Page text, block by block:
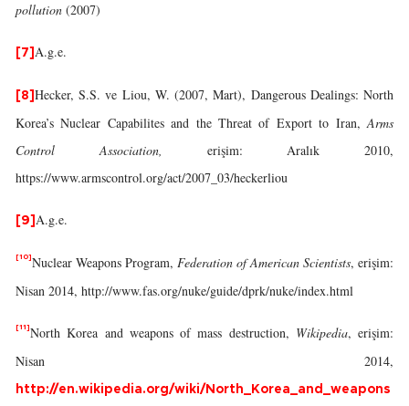
pollution (2007)
[7] A.g.e.
[8] Hecker, S.S. ve Liou, W. (2007, Mart), Dangerous Dealings: North
Korea’s Nuclear Capabilites and the Threat of Export to Iran,Arms
Control Association, erişim: Aralık 2010,
https://www.armscontrol.org/act/2007_03/heckerliou
[9] A.g.e.
[10] Nuclear Weapons Program, Federation of American Scientists, erişim:
Nisan 2014, http://www.fas.org/nuke/guide/dprk/nuke/index.html
[11] North Korea and weapons of mass destruction, Wikipedia, erişim:
Nisan 2014,
http://en.wikipedia.org/wiki/North_Korea_and_weapons